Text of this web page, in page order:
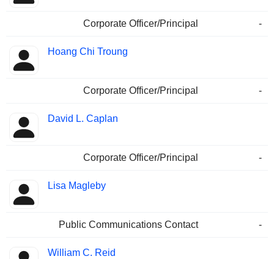
Corporate Officer/Principal -
Hoang Chi Troung
Corporate Officer/Principal -
David L. Caplan
Corporate Officer/Principal -
Lisa Magleby
Public Communications Contact -
William C. Reid